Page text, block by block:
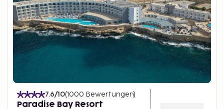
7.6/10(1000 Bewertungen)
Paradise Bay Resort